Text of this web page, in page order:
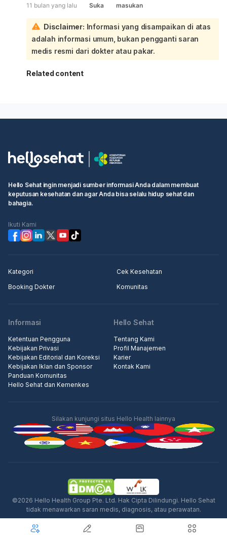
11 bulan yang lalu Suka masukan
Disclaimer: Informasi yang disampaikan di atas
adalah informasi umum, bukan pengganti saran
medis resmi dari dokter atau pakar.
Related content
Hello Sehat ingin menjadi sumber informasi Anda dalam membuat
keputusan kesehatan dan agar Anda bisa selalu hidup sehat dan
bahagia.
Ikuti Kami
Kategori
Cek Kesehatan
Booking Dokter
Komunitas
Informasi
Ketentuan Pengguna
Kebijakan Privasi
Kebijakan Editorial dan Koreksi
Kebijakan Iklan dan Sponsor
Panduan Komunitas
Hello Sehat dan Kemenkes
Hello Sehat
Tentang Kami
Profil Manajemen
Karier
Kontak Kami
Silakan kunjungi situs Hello Health lainnya
©2026 Hello Health Group Pte. Ltd. Hak Cipta Dilindungi. Hello Sehat
tidak menawarkan saran medis, diagnosis, atau perawatan.